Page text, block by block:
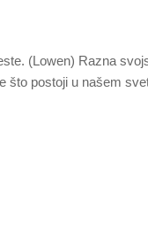
(Lowen) Razna
postoji u našem